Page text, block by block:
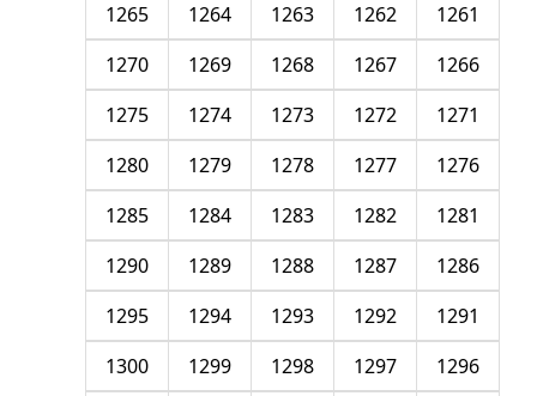
1261
1262
1263
1264
1265
1266
1267
1268
1269
1270
1271
1272
1273
1274
1275
1276
1277
1278
1279
1280
1281
1282
1283
1284
1285
1286
1287
1288
1289
1290
1291
1292
1293
1294
1295
1296
1297
1298
1299
1300